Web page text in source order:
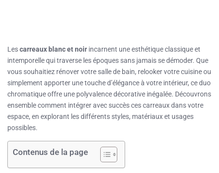
Lescarreaux blanc et noir incarnent une esthétique classique et
intemporelle qui traverse les époques sans jamais se démoder. Que
vous souhaitiez rénover votre salle de bain, relooker votre cuisine ou
simplement apporter une touche d’élégance à votre intérieur, ce duo
chromatique offre une polyvalence décorative inégalée. Découvrons
ensemble comment intégrer avec succès ces carreaux dans votre
espace, en explorant les différents styles, matériaux et usages
possibles.
Contenus de la page